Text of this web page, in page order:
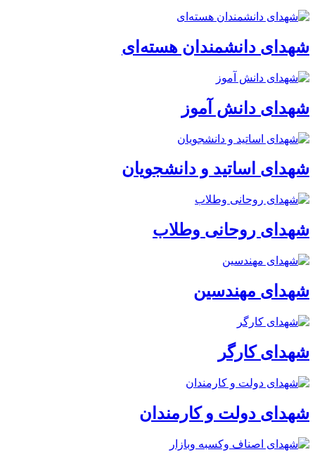
شهدای دانشمندان هسته‌ای
شهدای دانش آموز
شهدای اساتید و دانشجویان
شهدای روحانی وطلاب
شهدای مهندسین
شهدای کارگر
شهدای دولت و کارمندان